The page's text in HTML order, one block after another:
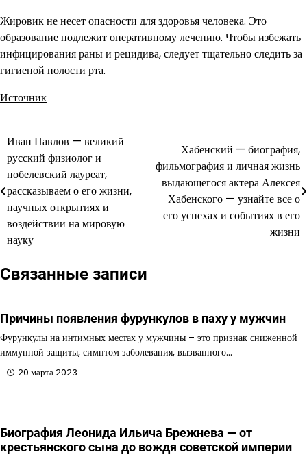
Жировик не несет опасности для здоровья человека. Это
образование подлежит оперативному лечению. Чтобы избежать
инфицирования раны и рецидива, следует тщательно следить за
гигиеной полости рта.
Источник
Навигация
по
записям
Иван Павлов — великий
русский физиолог и
нобелевский лауреат,
рассказываем о его жизни,
научных открытиях и
воздействии на мировую
науку
Хабенский — биография,
фильмография и личная жизнь
выдающегося актера Алексея
Хабенского — узнайте все о
его успехах и событиях в его
жизни
Связанные записи
Причины появления фурункулов в паху у мужчин
Фурункулы на интимных местах у мужчины – это признак сниженной
иммунной защиты, симптом заболевания, вызванного…
20 марта 2023
Биография Леонида Ильича Брежнева — от
крестьянского сына до вождя советской империи